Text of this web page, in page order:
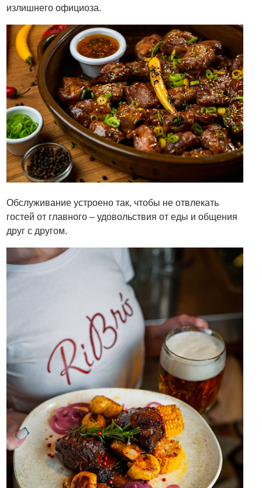
излишнего официоза.
Обслуживание устроено так, чтобы не отвлекать
гостей от главного – удовольствия от еды и общения
друг с другом.